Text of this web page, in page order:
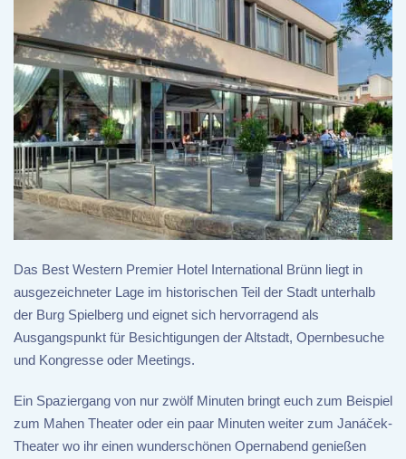
Das Best Western Premier Hotel International Brünn liegt in
ausgezeichneter Lage im historischen Teil der Stadt unterhalb
der Burg Spielberg und eignet sich hervorragend als
Ausgangspunkt für Besichtigungen der Altstadt, Opernbesuche
und Kongresse oder Meetings.
Ein Spaziergang von nur zwölf Minuten bringt euch zum Beispiel
zum Mahen Theater oder ein paar Minuten weiter zum Janáček-
Theater wo ihr einen wunderschönen Opernabend genießen